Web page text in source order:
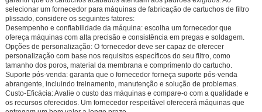
selecionar um fornecedor para máquinas de fabricação de cartuchos de filtro
plissado, considere os seguintes fatores:
Desempenho e confiabilidade da máquina:escolha um fornecedor que
ofereça máquinas com alta precisão e consistência em pregas e soldagem.
Opções de personalização:O fornecedor deve ser capaz de oferecer
personalização com base nos requisitos específicos do seu filtro, como
tamanho dos poros, material da membrana e comprimento do cartucho.
Suporte pós-venda:garanta que o fornecedor forneça suporte pós-venda
abrangente, incluindo treinamento, manutenção e solução de problemas.
Custo-Eficácia:Avalie o custo das máquinas e compare-o com a qualidade e
os recursos oferecidos. Um fornecedor respeitável oferecerá máquinas que